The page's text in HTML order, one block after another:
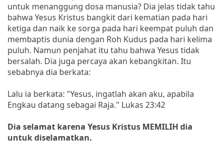
untuk menanggung dosa manusia? Dia jelas tidak tahu
bahwa Yesus Kristus bangkit dari kematian pada hari
ketiga dan naik ke sorga pada hari keempat puluh dan
membaptis dunia dengan Roh Kudus pada hari kelima
puluh. Namun penjahat itu tahu bahwa Yesus tidak
bersalah. Dia juga percaya akan kebangkitan. Itu
sebabnya dia berkata:
Lalu ia berkata: "Yesus, ingatlah akan aku, apabila
Engkau datang sebagai Raja." Lukas 23:42
Dia selamat karena Yesus Kristus MEMILIH dia
untuk diselamatkan.